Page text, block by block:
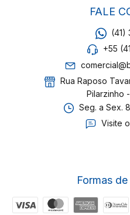
FALE
(41)
+55
Rua Raposo
Pilarzinho
Seg. a Sex.
Visite
Formas